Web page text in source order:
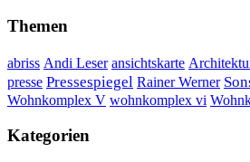
Themen
abriss Andi Leser ansichtskarte
presse Pressespiegel Rainer Werner
Wohnkomplex V wohnkomplex vi
Kategorien